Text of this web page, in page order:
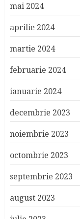
mai 2024
aprilie 2024
martie 2024
februarie 2024
ianuarie 2024
decembrie 2023
noiembrie 2023
octombrie 2023
septembrie 2023
august 2023